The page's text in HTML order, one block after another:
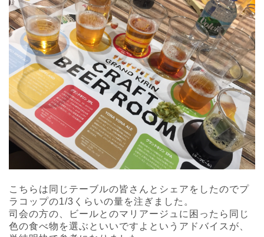
こちらは同じテーブルの皆さんとシェアをしたのでプ
ラコップの1/3くらいの量を注ぎました。
司会の方の、ビールとのマリアージュに困ったら同じ
色の食べ物を選ぶといいですよというアドバイスが、